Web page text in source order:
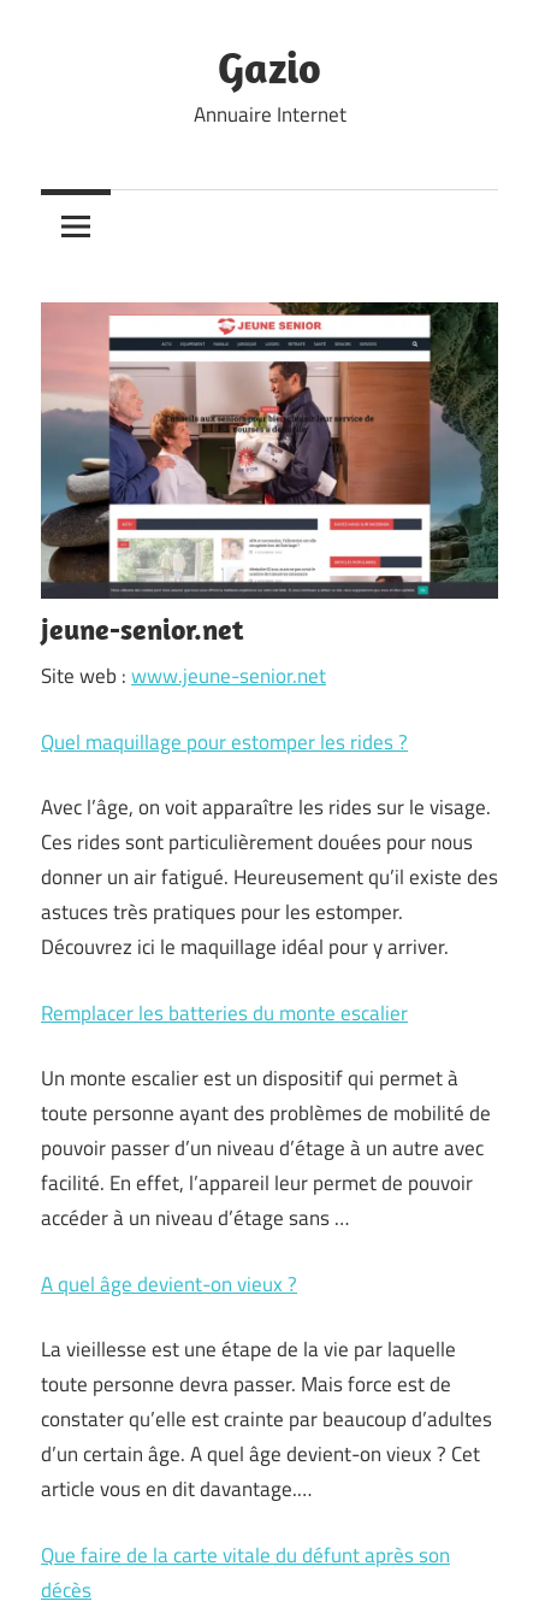
Gazio
Annuaire Internet
jeune-senior.net
Site web :www.jeune-senior.net
Quel maquillage pour estomper les rides ?
Avec l’âge, on voit apparaître les rides sur le visage.
Ces rides sont particulièrement douées pour nous
donner un air fatigué. Heureusement qu’il existe des
astuces très pratiques pour les estomper.
Découvrez ici le maquillage idéal pour y arriver.
Remplacer les batteries du monte escalier
Un monte escalier est un dispositif qui permet à
toute personne ayant des problèmes de mobilité de
pouvoir passer d’un niveau d’étage à un autre avec
facilité. En effet, l’appareil leur permet de pouvoir
accéder à un niveau d’étage sans …
A quel âge devient-on vieux ?
La vieillesse est une étape de la vie par laquelle
toute personne devra passer. Mais force est de
constater qu’elle est crainte par beaucoup d’adultes
d’un certain âge. A quel âge devient-on vieux ? Cet
article vous en dit davantage.…
Que faire de la carte vitale du défunt après son
décès